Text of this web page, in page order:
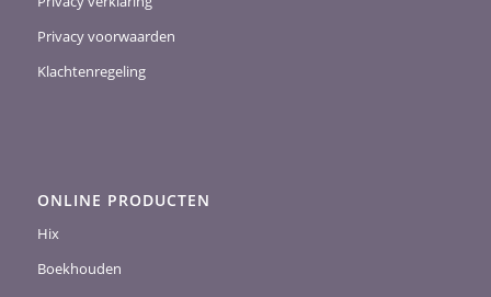
Privacy voorwaarden
Klachtenregeling
ONLINE PRODUCTEN
Hix
Boekhouden